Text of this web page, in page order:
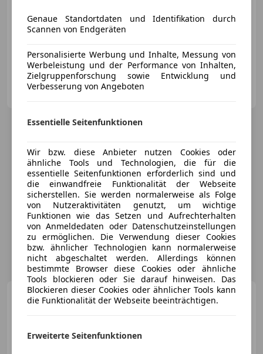
02/2023 58 904 km Benzin
Schirak automobile
Volvo XC60 T6 AWD PHEV
18,8kWh Plus Dark Aut.
Genaue Standortdaten und Identifikation durch
Scannen von Endgeräten
Personalisierte Werbung und Inhalte, Messung von
Werbeleistung und der Performance von Inhalten,
Zielgruppenforschung sowie Entwicklung und
Verbesserung von Angeboten
Essentielle Seitenfunktionen
Wir bzw. diese Anbieter nutzen Cookies oder
ähnliche Tools und Technologien, die für die
essentielle Seitenfunktionen erforderlich sind und
die einwandfreie Funktionalität der Webseite
sicherstellen. Sie werden normalerweise als Folge
von Nutzeraktivitäten genutzt, um wichtige
Funktionen wie das Setzen und Aufrechterhalten
von Anmeldedaten oder Datenschutzeinstellungen
zu ermöglichen. Die Verwendung dieser Cookies
bzw. ähnlicher Technologien kann normalerweise
nicht abgeschaltet werden. Allerdings können
bestimmte Browser diese Cookies oder ähnliche
Tools blockieren oder Sie darauf hinweisen. Das
Blockieren dieser Cookies oder ähnlicher Tools kann
die Funktionalität der Webseite beeinträchtigen.
Erweiterte Seitenfunktionen